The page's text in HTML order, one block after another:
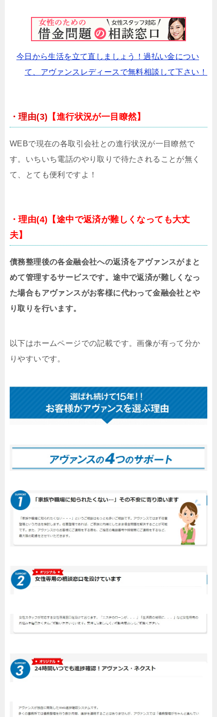
今日から生活を立て直しましょう！過払い金につい
て、アヴァンスレディースで無料相談して下さい！
・理由(3) 【進行状況が一目瞭然】
WEBで現在の各取引会社との進行状況が一目瞭然で
す。いちいち電話のやり取りで待たされることが無く
て、とても便利ですよ！
・理由(4) 【途中で返済が難しくなっても大丈
夫】
債務整理後の各金融会社への返済をアヴァンスがまと
めて管理するサービスです。途中で返済が難しくなっ
た場合もアヴァンスがお客様に代わって金融会社とや
り取りを行います。
以下はホームページでの記載です。画像が有って分か
りやすいです。